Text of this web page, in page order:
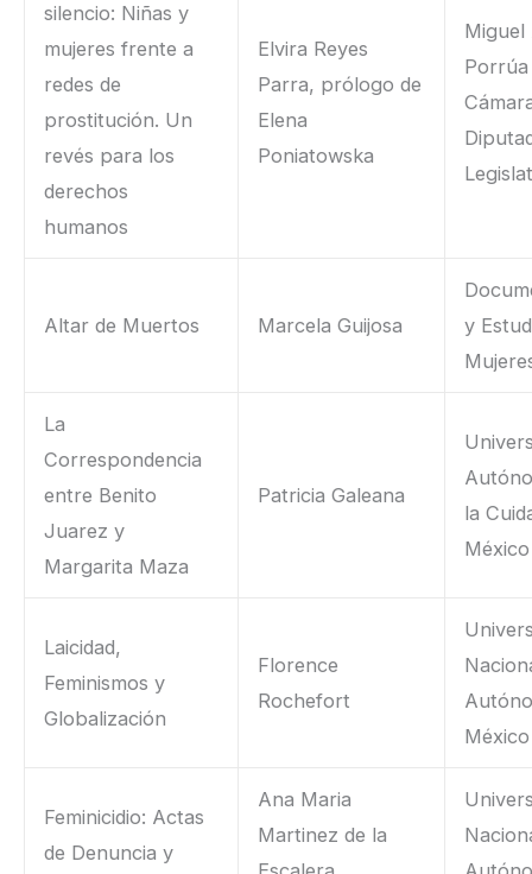
silencio: Niñas y
mujeres frente a
redes de
prostitución. Un
revés para los
derechos
humanos
Elvira Reyes
Parra, prólogo de
Elena
Poniatowska
Miguel
Porrúa
Altar de Muertos Marcela Guijosa
y
La
Correspondencia
entre Benito
Juarez y
Margarita Maza
Patricia Galeana
la
México
Laicidad,
Feminismos y
Globalización
Florence
Rochefort
México
Feminicidio: Actas
de Denuncia y
Ana Maria
Martinez de la